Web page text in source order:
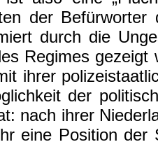
der Befürworter
durch die
Regimes
ihrer
der
nach ihrer
eine Position der